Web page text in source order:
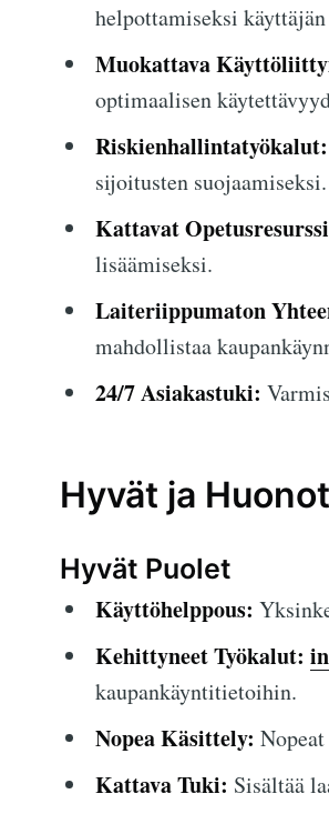
helpottamiseksi
Muokattava
optimaalisen
Riskienhallintatyökalut:
sijoitusten suojaamiseksi.
Kattavat
lisäämiseksi.
Laiteriippumaton
mahdollistaa
24/7 Asiakastuki:
Hyvät ja
Hyvät Puolet
Käyttöhelppous:
Kehittyneet Työkalut:
kaupankäyntitietoihin.
Nopea Käsittely:
Kattava Tuki: Sisältää